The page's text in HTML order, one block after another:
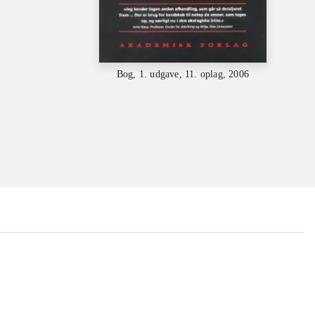
Bog, 1. udgave, 11. oplag, 2006